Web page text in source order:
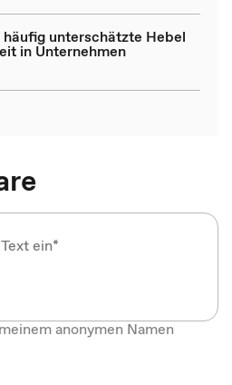
unterschätzte Hebel
in Unternehmen
anonymen Namen